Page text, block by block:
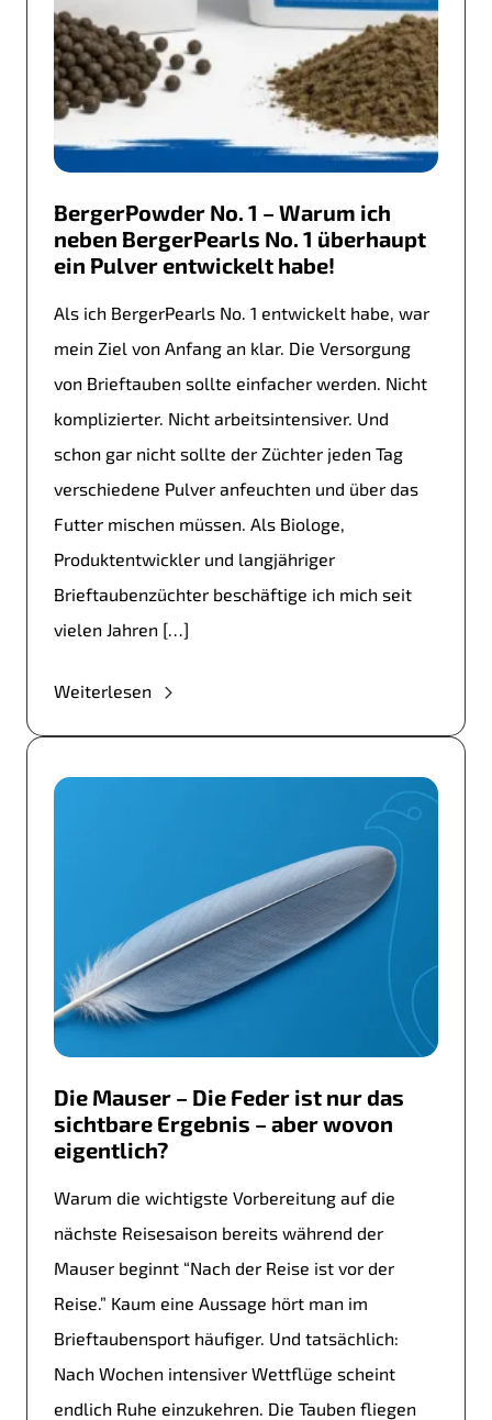
BergerPowder No. 1 – Warum ich
neben BergerPearls No. 1 überhaupt
ein Pulver entwickelt habe!
Als ich BergerPearls No. 1 entwickelt habe, war
mein Ziel von Anfang an klar. Die Versorgung
von Brieftauben sollte einfacher werden. Nicht
komplizierter. Nicht arbeitsintensiver. Und
schon gar nicht sollte der Züchter jeden Tag
verschiedene Pulver anfeuchten und über das
Futter mischen müssen. Als Biologe,
Produktentwickler und langjähriger
Brieftaubenzüchter beschäftige ich mich seit
vielen Jahren […]
Weiterlesen
Die Mauser – Die Feder ist nur das
sichtbare Ergebnis – aber wovon
eigentlich?
Warum die wichtigste Vorbereitung auf die
nächste Reisesaison bereits während der
Mauser beginnt “Nach der Reise ist vor der
Reise.” Kaum eine Aussage hört man im
Brieftaubensport häufiger. Und tatsächlich:
Nach Wochen intensiver Wettflüge scheint
endlich Ruhe einzukehren. Die Tauben fliegen